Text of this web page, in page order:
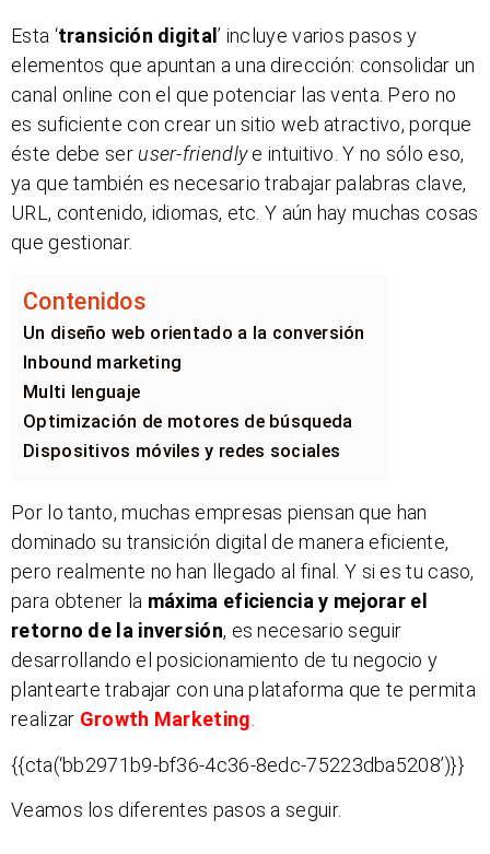
Esta ‘transición digital’ incluye varios pasos y
elementos que apuntan a una dirección: consolidar un
canal online con el que potenciar las venta. Pero no
es suficiente con crear un sitio web atractivo, porque
éste debe ser user-friendlye intuitivo. Y no sólo eso,
ya que también es necesario trabajar palabras clave,
URL, contenido, idiomas, etc. Y aún hay muchas cosas
que gestionar.
Contenidos
Un diseño web orientado a la conversión
Inbound marketing
Multi lenguaje
Optimización de motores de búsqueda
Dispositivos móviles y redes sociales
Por lo tanto, muchas empresas piensan que han
dominado su transición digital de manera eficiente,
pero realmente no han llegado al final. Y si es tu caso,
para obtener la máxima eficiencia y mejorar el
retorno de la inversión, es necesario seguir
desarrollando el posicionamiento de tu negocio y
plantearte trabajar con una plataforma que te permita
realizar Growth Marketing.
{{cta(‘bb2971b9-bf36-4c36-8edc-75223dba5208’)}}
Veamos los diferentes pasos a seguir.